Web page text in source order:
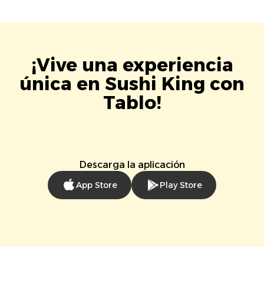
¡Vive una experiencia
única en Sushi King con
Tablo!
Descarga la aplicación
App Store Play Store